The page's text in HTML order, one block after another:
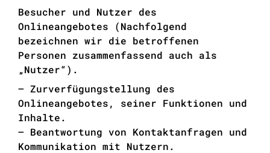
Besucher und Nutzer des
Onlineangebotes (Nachfolgend
bezeichnen wir die betroffenen
Personen zusammenfassend auch als
„Nutzer“).
– Zurverfügungstellung des
Onlineangebotes, seiner Funktionen und
Inhalte.
– Beantwortung von Kontaktanfragen und
Kommunikation mit Nutzern.